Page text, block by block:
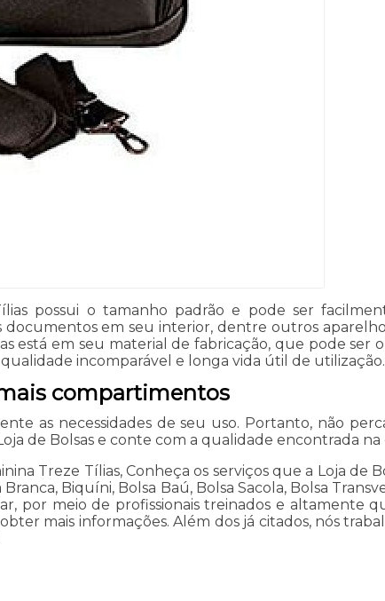
possui o tamanho padrão e pode ser
em seu interior, dentre outros
está em seu material de fabricação, que pode ser
incomparável e longa vida útil de utilização.
compartimentos
as necessidades de seu uso. Portanto, não
de Bolsas e conte com a qualidade encontrada na
Treze Tílias, Conheça os serviços que a Loja de
Biquíni, Bolsa Baú, Bolsa Sacola, Bolsa
por meio de profissionais treinados e altamente
mais informações. Além dos já citados, nós